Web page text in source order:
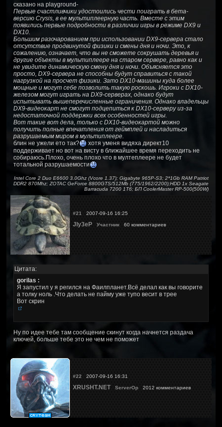
сказано на playground-
Первые счастливчики удостоились чести поиграть в бета-
версию Crysis, в ее мультиплеерную часть. Вместе с этим
появились первые подробности в различии игры в режиме DX9 и
DX10.
Большим разочарованием при использовании DX9-сервера стало
отсутствие продвинутой физики и смены дня и ночи. Это, к
сожалению, означает, что вы не сможете сокрушать деревья и
другие объекты в мультиплеере на старом сервере, равно как и
не увидите динамическую смену дня и ночи. Объясняется это
просто, DX9-сервера не способны будут справиться с такой
нагрузкой на просчет физики. Зато DX10-машины куда более
мощные и могут себе позволить такую роскошь. Игроки с DX10-
железом могут играть на DX9-серверах, однако будут
испытывать вышеперечисленные ограничения. Однако владельцы
DX9-видеокарт не смогут подцепиться к DX10-серверу из-за
недостаточной поддержки всех особенностей игры.
Вот такие вот дела, только с DX10-видеокартой можно
получить полные впечатления от геймплей и насладиться
разрушаемым миром в мультиплеере.
блин не ужели ето так?
хотя уменя видяха директ10
поддерживает но вот на висту в ближайшее время переходить не
собираюсь.Плохо, очень плохо что в мултеплеере не будет
тотальной разрушаемости
Intel Core 2 Duo E6600 3.0Ghz (Vcore 1.37); Gigabyte 965P-S3; 2*1Gb RAM Patriot
DDR2 870Mhz; ZOTAC GeForce 8800GTS/512Mb (775/1962/2200);HDD 1x Seagate
Barracuda 7200 1Тб; БП CoolerMaster RP-500(500W)
#21 2007-09-16 16:25
JIy3eP Участник 60 комментариев
Цитата:
gorilas :
Я запустил у я регился на Фаилпланет.Всё делал как вы говорите
а толку ноль .Что делать не пайму уже тупо весит в трее
Вот скрин
Ну по идее тебе там сообщение скинут когда начнется раздача
ключей, больше тебе это не чем не поможет
#22 2007-09-16 16:31
XRUSHT.NET ServerOp 2012 комментариев